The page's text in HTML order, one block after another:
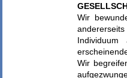
Wir
Wir